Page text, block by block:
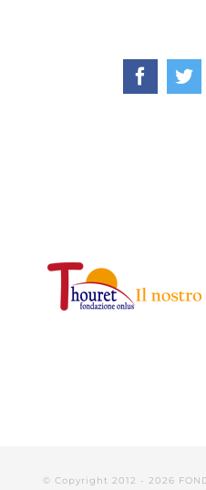
Facebook
© Copyright 2012 - 2026